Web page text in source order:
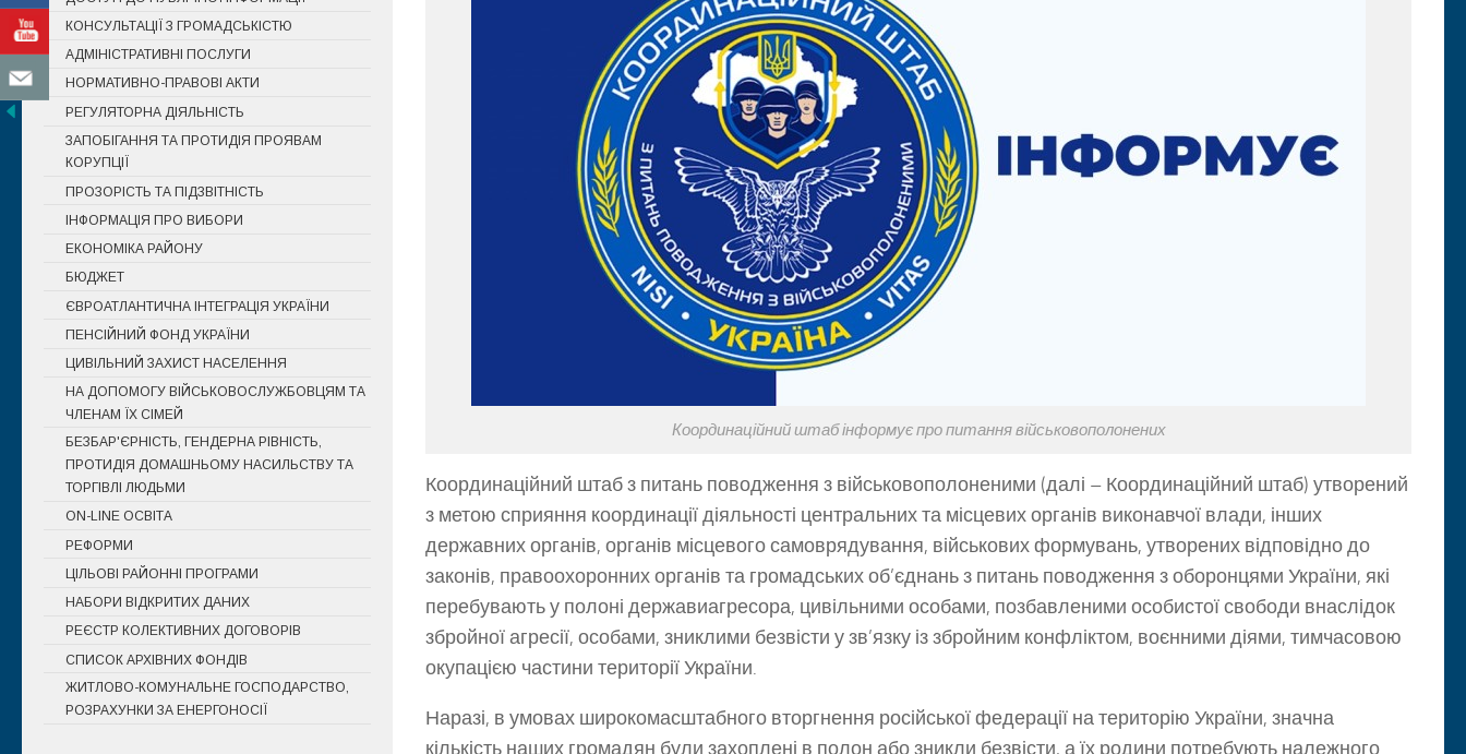
Координаційний штаб інформує про питання військовополонених
Координаційний штаб з питань поводження з військовополоненими (далі – Координаційний штаб) утворений
з метою сприяння координації діяльності центральних та місцевих органів виконавчої влади, інших
державних органів, органів місцевого самоврядування, військових формувань, утворених відповідно до
законів, правоохоронних органів та громадських об’єднань з питань поводження з оборонцями України, які
перебувають у полоні державиагресора, цивільними особами, позбавленими особистої свободи внаслідок
збройної агресії, особами, зниклими безвісти у зв’язку із збройним конфліктом, воєнними діями, тимчасовою
окупацією частини території України.
Наразі, в умовах широкомасштабного вторгнення російської федерації на територію України, значна
кількість наших громадян були захоплені в полон або зникли безвісти, а їх родини потребують належного
КОНСУЛЬТАЦІЇ З ГРОМАДСЬКІСТЮ
АДМІНІСТРАТИВНІ ПОСЛУГИ
НОРМАТИВНО-ПРАВОВІ АКТИ
РЕГУЛЯТОРНА ДІЯЛЬНІСТЬ
ЗАПОБІГАННЯ ТА ПРОТИДІЯ ПРОЯВАМ
КОРУПЦІЇ
ПРОЗОРІСТЬ ТА ПІДЗВІТНІСТЬ
ІНФОРМАЦІЯ ПРО ВИБОРИ
ЕКОНОМІКА РАЙОНУ
БЮДЖЕТ
ЄВРОАТЛАНТИЧНА ІНТЕГРАЦІЯ УКРАЇНИ
ПЕНСІЙНИЙ ФОНД УКРАЇНИ
ЦИВІЛЬНИЙ ЗАХИСТ НАСЕЛЕННЯ
НА ДОПОМОГУ ВІЙСЬКОВОСЛУЖБОВЦЯМ ТА
ЧЛЕНАМ ЇХ СІМЕЙ
БЕЗБАР'ЄРНІСТЬ, ГЕНДЕРНА РІВНІСТЬ,
ПРОТИДІЯ ДОМАШНЬОМУ НАСИЛЬСТВУ ТА
ТОРГІВЛІ ЛЮДЬМИ
ON-LINE ОСВІТА
РЕФОРМИ
ЦІЛЬОВІ РАЙОННІ ПРОГРАМИ
НАБОРИ ВІДКРИТИХ ДАНИХ
РЕЄСТР КОЛЕКТИВНИХ ДОГОВОРІВ
СПИСОК АРХІВНИХ ФОНДІВ
ЖИТЛОВО-КОМУНАЛЬНЕ ГОСПОДАРСТВО,
РОЗРАХУНКИ ЗА ЕНЕРГОНОСІЇ